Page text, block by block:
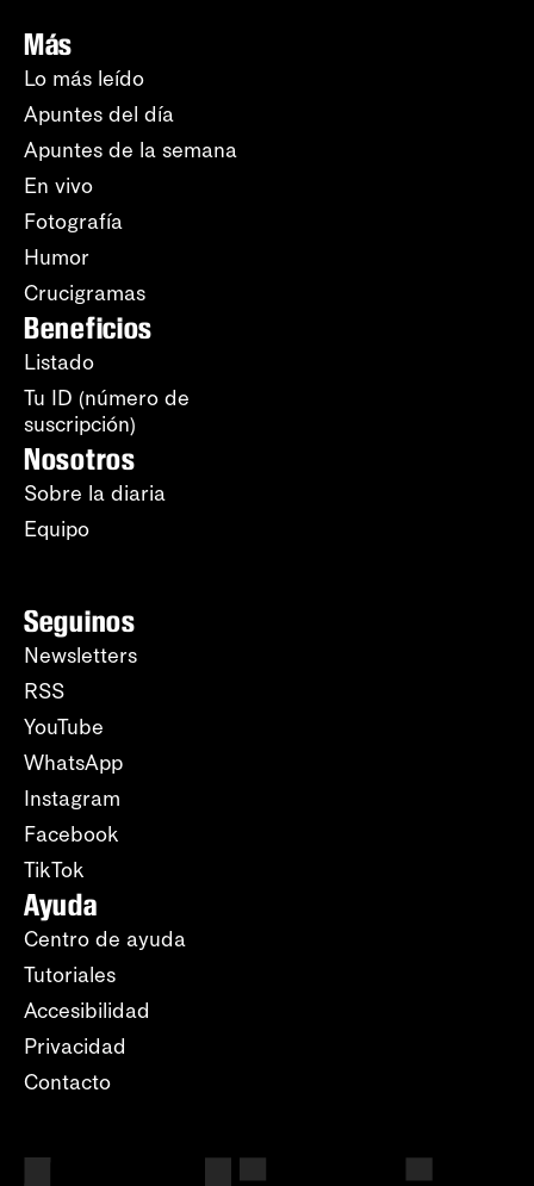
Más
Lo más leído
Apuntes del día
Apuntes de la semana
En vivo
Fotografía
Humor
Crucigramas
Beneficios
Listado
Tu ID (número de
suscripción)
Nosotros
Sobre la diaria
Equipo
Seguinos
Newsletters
RSS
YouTube
WhatsApp
Instagram
Facebook
TikTok
Ayuda
Centro de ayuda
Tutoriales
Accesibilidad
Privacidad
Contacto